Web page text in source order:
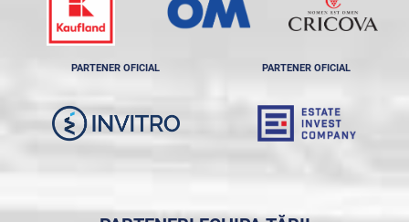
PARTENER OFICIAL PARTENER OFICIAL